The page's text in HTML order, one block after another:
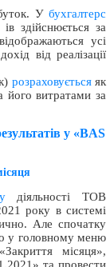
У бухгалтерс
ів здійснюється за
усі
від реалізації
розраховуєтьсяяк
його витратами за
у «BAS
діяльності ТОВ
року в системі
Але спочатку
у головному меню
місяця»,